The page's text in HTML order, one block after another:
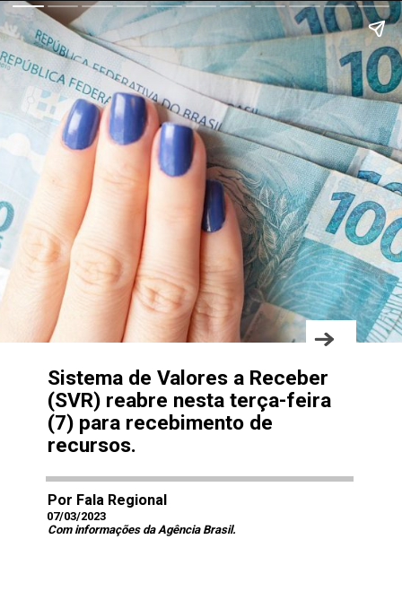
Por Fala Regional
07/03/2023
Sistema de Valores a Receber
(SVR) reabre nesta terça-feira
(7) para recebimento de
recursos.
Com informações da Agência Brasil.